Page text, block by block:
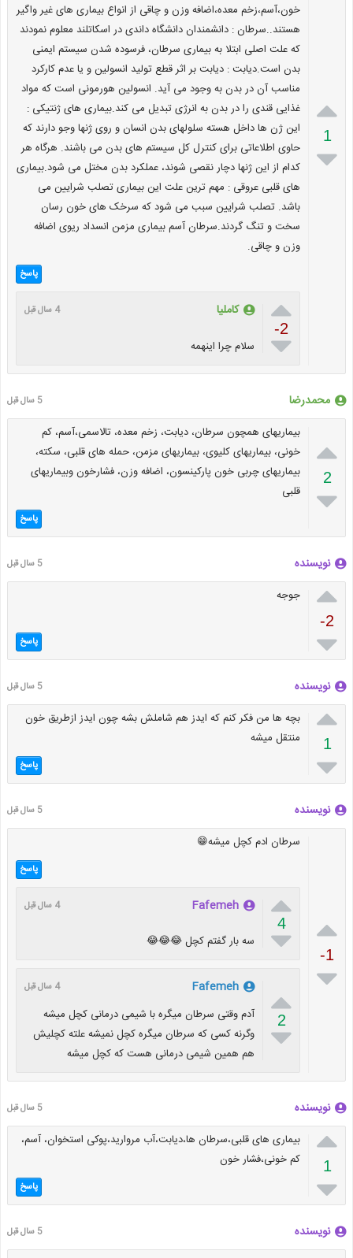

1

خون،آسم،زخم معده،اضافه وزن و چاقی از انواع بیماری های غیر واگیر
هستند..سرطان : دانشمندان دانشگاه داندی در اسکاتلند معلوم نمودند
که علت اصلی ابتلا به بیماری سرطان، فرسوده شدن سیستم ایمنی
بدن است.دیابت : دیابت بر اثر قطع تولید انسولین و یا عدم کارکرد
مناسب آن در بدن به وجود می آید. انسولین هورمونی است که مواد
غذایی قندی را در بدن به انرژی تبدیل می کند.بیماری های ژنتیکی :
این ژن ها داخل هسته سلولهای بدن انسان و روی ژنها وجو دارند که
حاوی اطلاعاتی برای کنترل کل سیستم های بدن می باشند. هرگاه هر
کدام از این ژنها دچار نقصی شوند، عملکرد بدن مختل می شود.بیماری
های قلبی عروقی : مهم ترین علت این بیماری تصلب شرایین می
باشد. تصلب شرایین سبب می شود که سرخک های خون رسان
سخت و تنگ گردند.سرطان آسم بیماری مزمن انسداد ریوی اضافه
وزن و چاقی.
پاسخ

-2

کاملیا 4 سال قبل
سلام چرا اینهمه
محمدرضا 5 سال قبل

2

بیماریهای همچون سرطان، دیابت، زخم معده، تالاسمی،آسم، کم
خونی، بیماریهای کلیوی، بیماریهای مزمن، حمله های قلبی، سکته،
بیماریهای چربی خون پارکینسون، اضافه وزن، فشارخون وبیماریهای
قلبی
پاسخ
نویسنده 5 سال قبل

-2

جوجه
پاسخ
نویسنده 5 سال قبل

1

بچه ها من فکر کنم که ایدز هم شاملش بشه چون ایدز ازطریق خون
منتقل میشه
پاسخ
نویسنده 5 سال قبل

-1

سرطان ادم کچل میشه😁
پاسخ

4

Fafemeh 4 سال قبل
سه بار گفتم کچل 😂😂😂

2

Fafemeh 4 سال قبل
آدم وقتی سرطان میگره با شیمی درمانی کچل میشه
وگرنه کسی که سرطان میگره کچل نمیشه علته کچلیش
هم همین شیمی درمانی هست که کچل میشه
نویسنده 5 سال قبل

1

بیماری های قلبی،سرطان ها،دیابت،آب مروارید،پوکی استخوان، آسم،
کم خونی،فشار خون
پاسخ
نویسنده 5 سال قبل